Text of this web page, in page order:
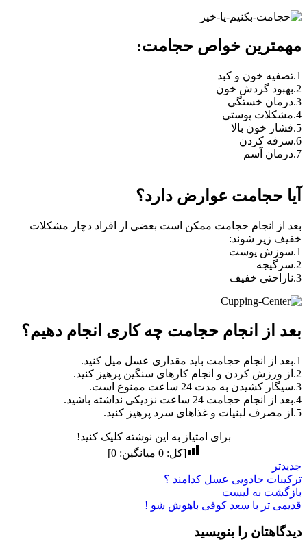
مهمترین خواص حجامت:
1.تصفیه خون و کبد
2.بهبود گردش خون
3.درمان خستگی
4.مشکلات پوستی
5.فشار خون بالا
6.سرفه کردن
7.درمان آسم
آیا حجامت عوارض دارد؟
بعد از انجام حجامت ممکن است بعضی از افراد دچار مشکلات
خفیف زیر شوند:
1.سوزش پوست
2.سرگیجه
3.ناراحتی خفیف
بعد از انجام حجامت چه کاری انجام دهیم؟
1.بعد از انجام حجامت باید مقداری عسل میل کنید.
2.از ورزش کردن و انجام کارهای سنگین پرهیز کنید.
3.سیگار کشیدن به مدت 24 ساعت ممنوع است.
4.بعد از انجام حجامت 24 ساعت نزدیکی نداشته باشید.
5.از مصرف لبنیات و غذاهای سرد پرهیز کنید.
برای امتیاز به این نوشته کلیک کنید!
[کل:0 میانگین:0
]
جدیدتر
ترکیبات جادویی عسل کدامند ؟
بازگشت به لیست
قدیمی تر با سعد کوفی باهوش شو !
دیدگاهتان را بنویسید